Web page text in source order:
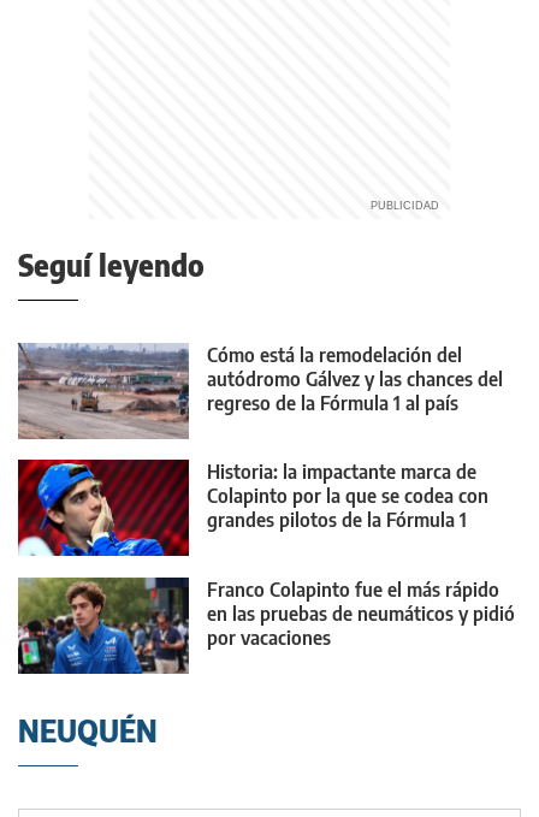
Seguí leyendo
Cómo está la remodelación del
autódromo Gálvez y las chances del
regreso de la Fórmula 1 al país
Historia: la impactante marca de
Colapinto por la que se codea con
grandes pilotos de la Fórmula 1
Franco Colapinto fue el más rápido
en las pruebas de neumáticos y pidió
por vacaciones
NEUQUÉN